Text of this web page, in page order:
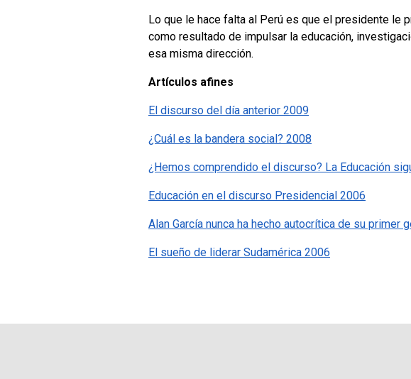
Lo que le hace falta al Perú es que el presidente le
como resultado de impulsar la educación,
esa misma dirección.
Artículos afines
El discurso del día anterior 2009
¿Cuál es la bandera social? 2008
¿Hemos comprendido el discurso? La Educación
Educación en el discurso Presidencial 2006
Alan García nunca ha hecho autocrítica de su primer
El sueño de liderar Sudamérica 2006